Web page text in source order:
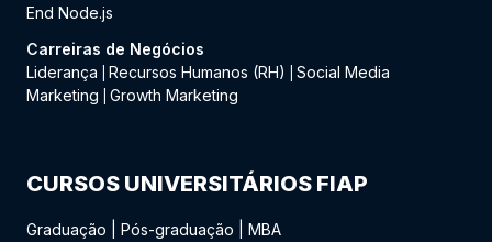
End Node.js
Carreiras de Negócios
Liderança
Recursos Humanos (RH)
Social Media
Marketing
Growth Marketing
CURSOS UNIVERSITÁRIOS FIAP
Graduação Pós-graduação MBA